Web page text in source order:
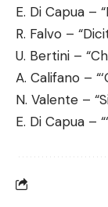
E. Di Capua –
R. Falvo –
U. Bertini –
A. Califano –
N. Valente –
E. Di Capua –